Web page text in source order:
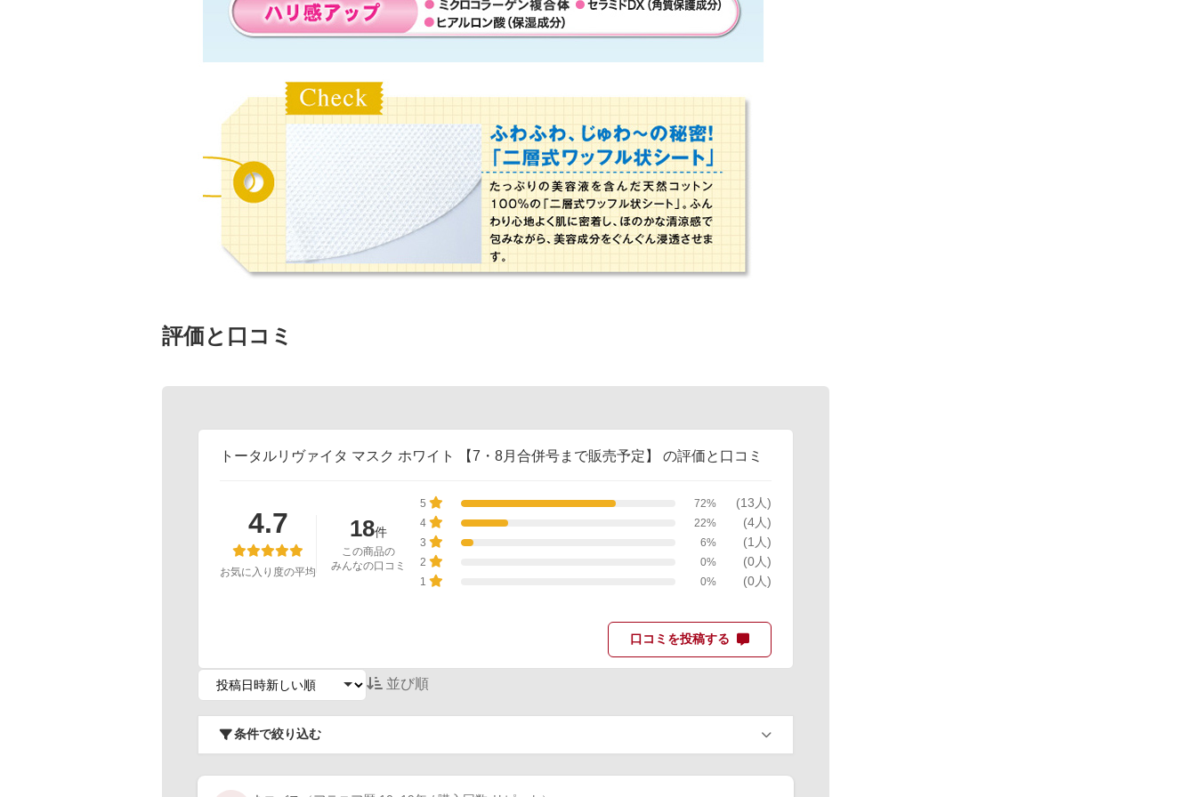
評価と口コミ
トータルリヴァイタ マスク ホワイト 【7・8月合併号まで販売予定】 の評価と口コミ
4.7
お気に入り度の平均
18件
この商品の
みんなの口コミ
5 72% (13人)
4 22% (4人)
3 6% (1人)
2 0% (0人)
1 0% (0人)
口コミを投稿する
並び順
条件で絞り込む